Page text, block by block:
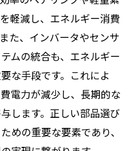
軽減し、エネルギー消費
た、インバータやセンサ
ムの統合も、エネルギー
な手段です。これによ
電力が減少し、長期的な
します。正しい部品選び
めの重要な要素であり、